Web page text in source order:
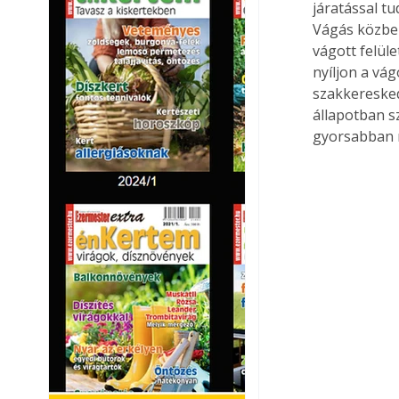
járatással
Vágás
vágott
nyíljon a
állapotban
gyorsabban